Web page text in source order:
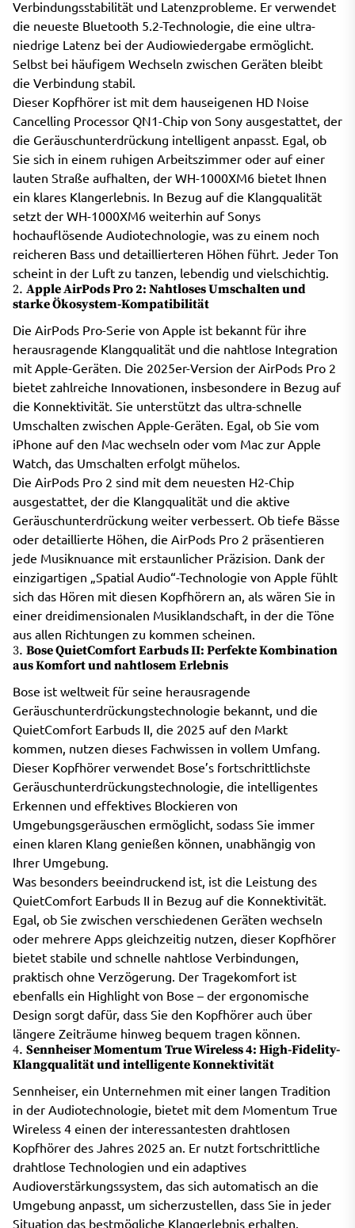
Verbindungsstabilität und Latenzprobleme. Er verwendet
die neueste Bluetooth 5.2-Technologie, die eine ultra-
niedrige Latenz bei der Audiowiedergabe ermöglicht.
Selbst bei häufigem Wechseln zwischen Geräten bleibt
die Verbindung stabil.
Dieser Kopfhörer ist mit dem hauseigenen HD Noise
Cancelling Processor QN1-Chip von Sony ausgestattet, der
die Geräuschunterdrückung intelligent anpasst. Egal, ob
Sie sich in einem ruhigen Arbeitszimmer oder auf einer
lauten Straße aufhalten, der WH-1000XM6 bietet Ihnen
ein klares Klangerlebnis. In Bezug auf die Klangqualität
setzt der WH-1000XM6 weiterhin auf Sonys
hochauflösende Audiotechnologie, was zu einem noch
reicheren Bass und detaillierteren Höhen führt. Jeder Ton
scheint in der Luft zu tanzen, lebendig und vielschichtig.
2. Apple AirPods Pro 2: Nahtloses Umschalten und
starke Ökosystem-Kompatibilität
Die AirPods Pro-Serie von Apple ist bekannt für ihre
herausragende Klangqualität und die nahtlose Integration
mit Apple-Geräten. Die 2025er-Version der AirPods Pro 2
bietet zahlreiche Innovationen, insbesondere in Bezug auf
die Konnektivität. Sie unterstützt das ultra-schnelle
Umschalten zwischen Apple-Geräten. Egal, ob Sie vom
iPhone auf den Mac wechseln oder vom Mac zur Apple
Watch, das Umschalten erfolgt mühelos.
Die AirPods Pro 2 sind mit dem neuesten H2-Chip
ausgestattet, der die Klangqualität und die aktive
Geräuschunterdrückung weiter verbessert. Ob tiefe Bässe
oder detaillierte Höhen, die AirPods Pro 2 präsentieren
jede Musiknuance mit erstaunlicher Präzision. Dank der
einzigartigen „Spatial Audio“-Technologie von Apple fühlt
sich das Hören mit diesen Kopfhörern an, als wären Sie in
einer dreidimensionalen Musiklandschaft, in der die Töne
aus allen Richtungen zu kommen scheinen.
3. Bose QuietComfort Earbuds II: Perfekte Kombination
aus Komfort und nahtlosem Erlebnis
Bose ist weltweit für seine herausragende
Geräuschunterdrückungstechnologie bekannt, und die
QuietComfort Earbuds II, die 2025 auf den Markt
kommen, nutzen dieses Fachwissen in vollem Umfang.
Dieser Kopfhörer verwendet Bose’s fortschrittlichste
Geräuschunterdrückungstechnologie, die intelligentes
Erkennen und effektives Blockieren von
Umgebungsgeräuschen ermöglicht, sodass Sie immer
einen klaren Klang genießen können, unabhängig von
Ihrer Umgebung.
Was besonders beeindruckend ist, ist die Leistung des
QuietComfort Earbuds II in Bezug auf die Konnektivität.
Egal, ob Sie zwischen verschiedenen Geräten wechseln
oder mehrere Apps gleichzeitig nutzen, dieser Kopfhörer
bietet stabile und schnelle nahtlose Verbindungen,
praktisch ohne Verzögerung. Der Tragekomfort ist
ebenfalls ein Highlight von Bose – der ergonomische
Design sorgt dafür, dass Sie den Kopfhörer auch über
längere Zeiträume hinweg bequem tragen können.
4. Sennheiser Momentum True Wireless 4: High-Fidelity-
Klangqualität und intelligente Konnektivität
Sennheiser, ein Unternehmen mit einer langen Tradition
in der Audiotechnologie, bietet mit dem Momentum True
Wireless 4 einen der interessantesten drahtlosen
Kopfhörer des Jahres 2025 an. Er nutzt fortschrittliche
drahtlose Technologien und ein adaptives
Audioverstärkungssystem, das sich automatisch an die
Umgebung anpasst, um sicherzustellen, dass Sie in jeder
Situation das bestmögliche Klangerlebnis erhalten.